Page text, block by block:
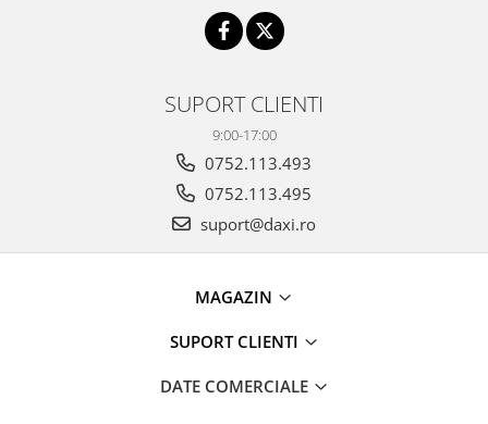
SUPORT CLIENTI
9:00-17:00
0752.113.493
0752.113.495
suport@daxi.ro
MAGAZIN
SUPORT CLIENTI
DATE COMERCIALE